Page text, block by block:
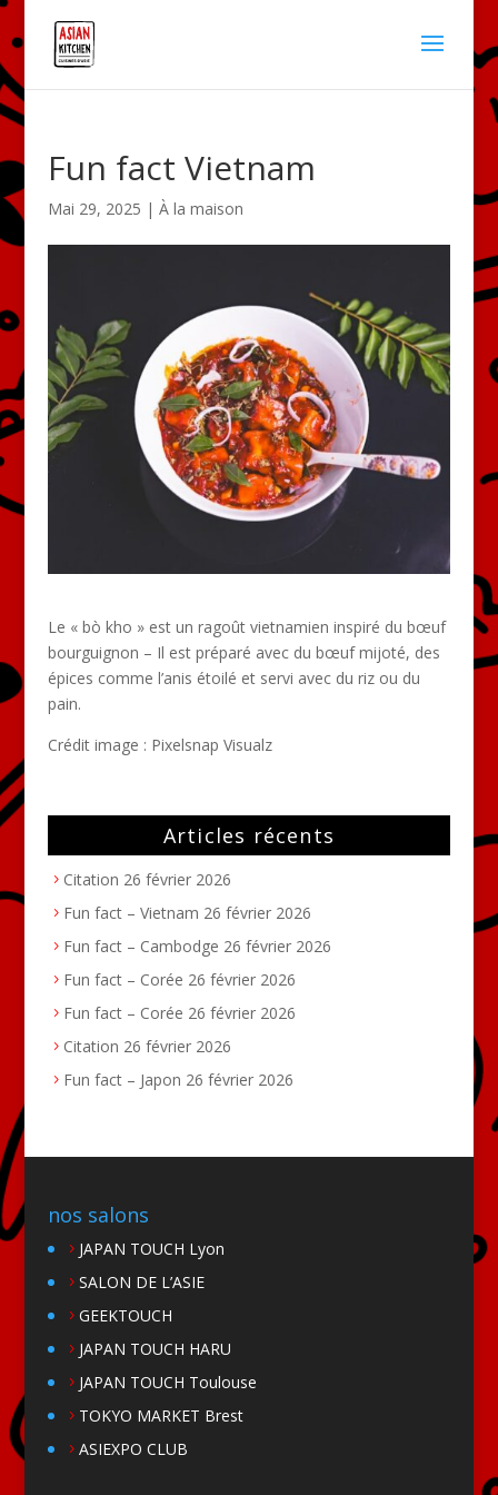
Fun fact Vietnam
Mai 29, 2025 | À la maison
Le « bò kho » est un ragoût vietnamien inspiré du bœuf
bourguignon – Il est préparé avec du bœuf mijoté, des
épices comme l’anis étoilé et servi avec du riz ou du
pain.
Crédit image : Pixelsnap Visualz
Articles récents
Citation 26 février 2026
Fun fact – Vietnam 26 février 2026
Fun fact – Cambodge 26 février 2026
Fun fact – Corée 26 février 2026
Fun fact – Corée 26 février 2026
Citation 26 février 2026
Fun fact – Japon 26 février 2026
nos salons
JAPAN TOUCH Lyon
SALON DE L’ASIE
GEEKTOUCH
JAPAN TOUCH HARU
JAPAN TOUCH Toulouse
TOKYO MARKET Brest
ASIEXPO CLUB